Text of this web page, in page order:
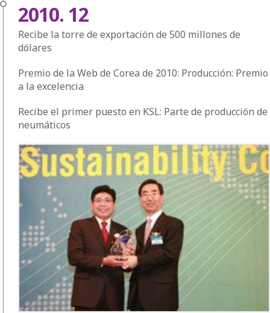
2010. 12
Recibe la torre de exportación de 500 millones de
dólares
Premio de la Web de Corea de 2010: Producción: Premio
a la excelencia
Recibe el primer puesto en KSL: Parte de producción de
neumáticos